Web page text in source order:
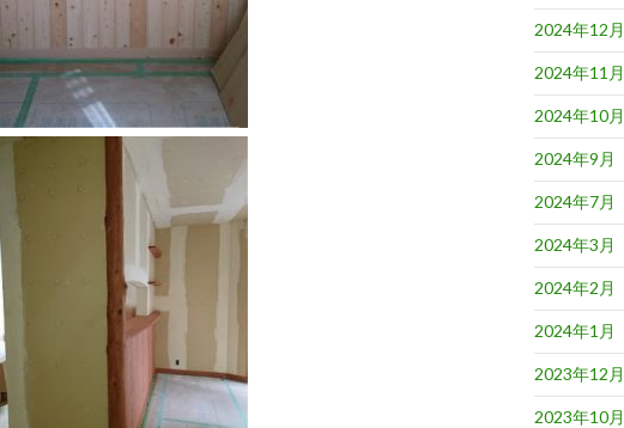
2024年12月
2024年11月
2024年10月
2024年9月
2024年7月
2024年3月
2024年2月
2024年1月
2023年12月
2023年10月